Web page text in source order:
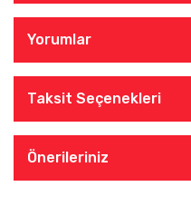
Yorumlar
Taksit Seçenekleri
Önerileriniz